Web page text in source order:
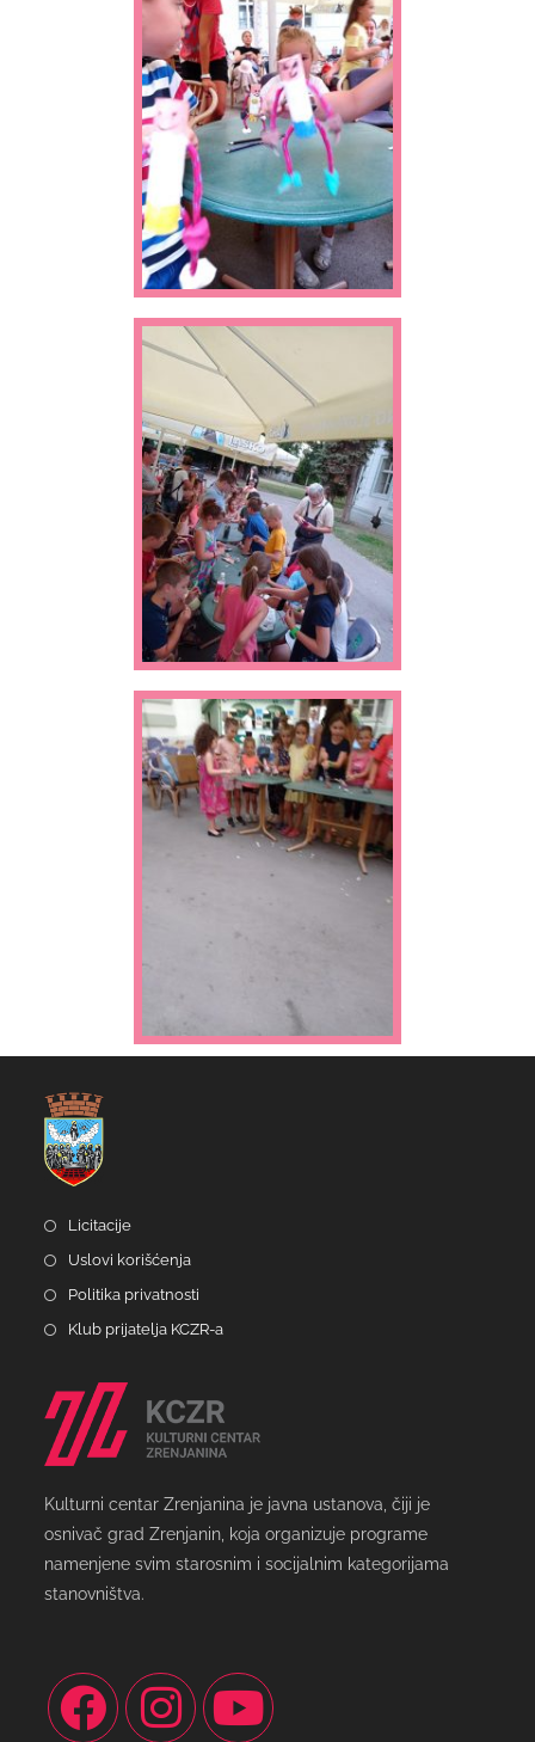
Licitacije
Uslovi korišćenja
Politika privatnosti
Klub prijatelja KCZR-a
Kulturni centar Zrenjanina je javna ustanova, čiji je
osnivač grad Zrenjanin, koja organizuje programe
namenjene svim starosnim i socijalnim kategorijama
stanovništva.